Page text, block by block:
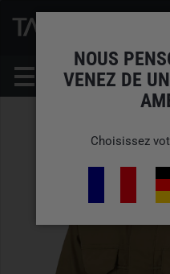
NOUS
VENEZ DE
Choisissez